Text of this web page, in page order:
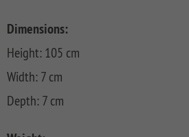
PLATINUM
SYSTEM
WPC
XL
GADA
XL
BAMBU
Dimensions:
Height: 105 cm
Width: 7 cm
Depth: 7 cm